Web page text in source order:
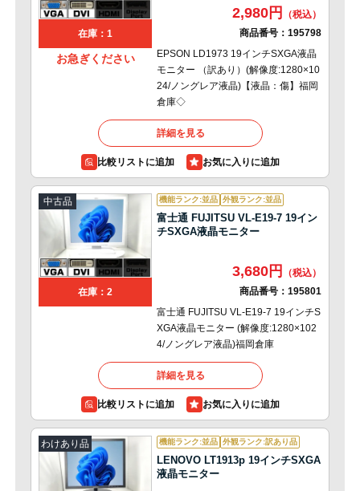
在庫：1
お急ぎください
2,980円
商品番号： 195798
EPSON LD1973 19インチSXGA液晶
モニター （訳あり）(解像度:1280×10
24/ノングレア液晶)【液晶：傷】福岡
倉庫◇
詳細を見る
比較リストに追加
中古品
在庫：2
機能ランク:並品 外観ランク:並品
富士通 FUJITSU VL-E19-7 19イン
チSXGA液晶モニター
3,680円
商品番号： 195801
富士通 FUJITSU VL-E19-7 19インチS
XGA液晶モニター (解像度:1280×102
4/ノングレア液晶)福岡倉庫
詳細を見る
比較リストに追加
わけあり品 機能ランク:並品 外観ランク:訳あり品
LENOVO LT1913p 19インチSXGA
液晶モニター